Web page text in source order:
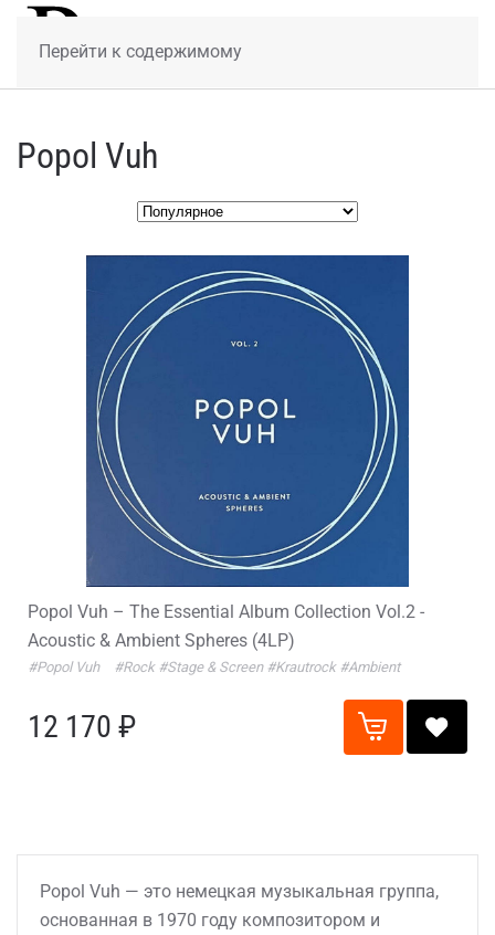
Перейти к содержимому
Popol Vuh
Popol Vuh – The Essential Album Collection Vol.2 -
Acoustic & Ambient Spheres (4LP)
#Popol Vuh #Rock #Stage & Screen #Krautrock #Ambient
12 170 ₽
Popol Vuh — это немецкая музыкальная группа,
основанная в 1970 году композитором и